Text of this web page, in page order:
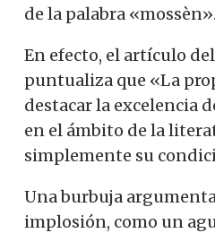
de la palabra «mossèn».
En efecto, el artículo
puntualiza que «La
destacar la excelencia
en el ámbito de la
simplemente su
Una burbuja
implosión, como un